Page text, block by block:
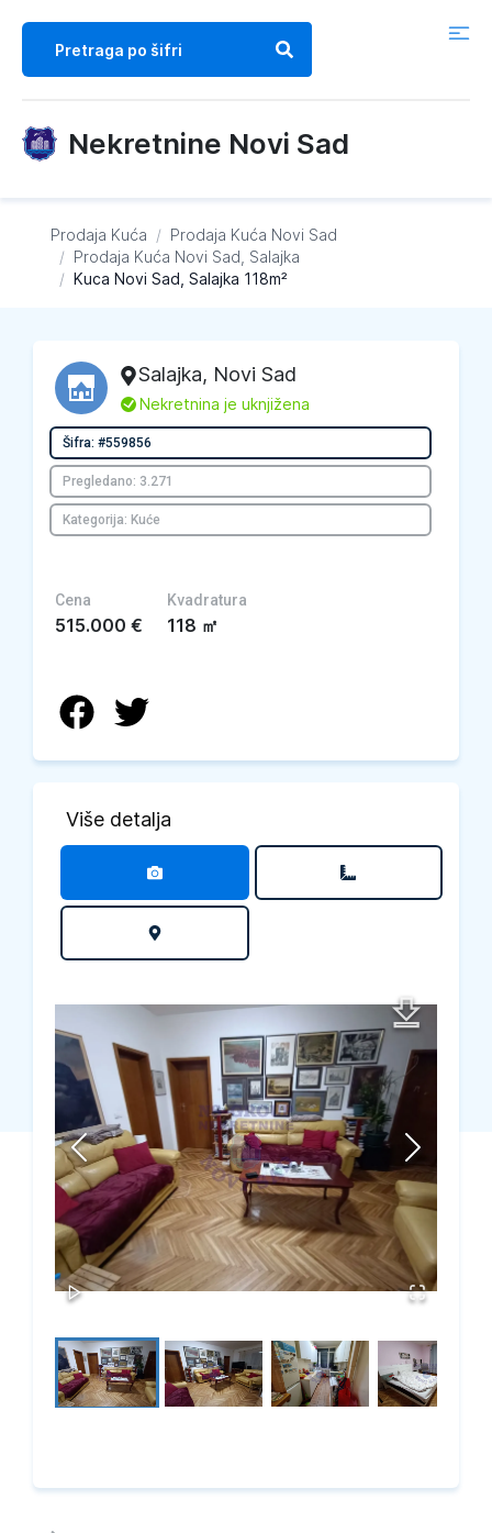
Nekretnine Novi Sad
Prodaja Kuća / Prodaja Kuća Novi Sad
/ Prodaja Kuća Novi Sad, Salajka
/ Kuca Novi Sad, Salajka 118m²
Salajka, Novi Sad
L Nekretnina je uknjižena
Šifra: #559856
Pregledano: 3.271
Kategorija: Kuće
Cena
515.000 €
Kvadratura
118 ㎡
Više detalja